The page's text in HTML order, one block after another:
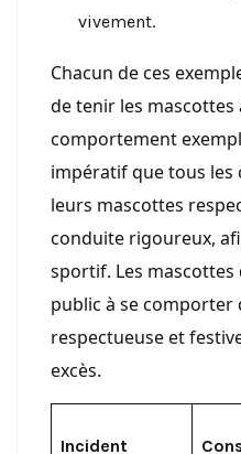
vivement.
Chacun de ces
de tenir les mascottes
comportement
impératif que tous les
leurs mascottes
conduite rigoureux,
sportif. Les
public à se comporter
respectueuse et
excès.
Incident